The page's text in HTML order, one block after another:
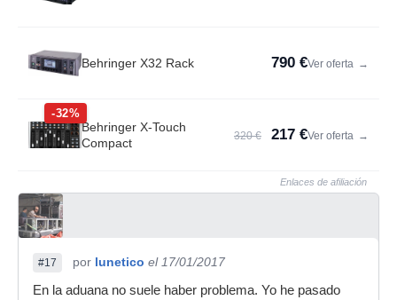
Behringer X32 Rack 790 €Ver oferta →
-32%
Behringer X-Touch
Compact
320 € 217 €Ver oferta →
Enlaces de afiliación
#17 por lunetico el 17/01/2017
En la aduana no suele haber problema. Yo he pasado